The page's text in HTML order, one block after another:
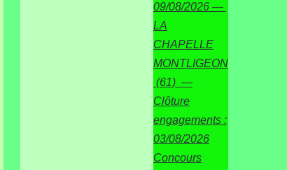
09/08/2026 —
LA
CHAPELLE
MONTLIGEON
(61) —
Clôture
engagements :
03/08/2026
Concours